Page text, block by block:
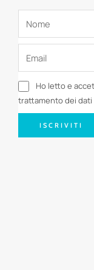
Ho letto e
trattamento dei dati
ISCRIVITI